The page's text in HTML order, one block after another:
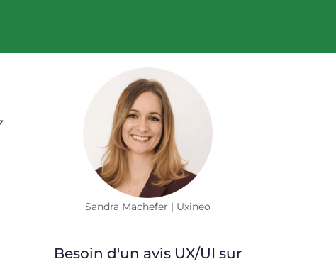
Sandra Machefer | Uxineo
Besoin d'un avis UX/UI sur